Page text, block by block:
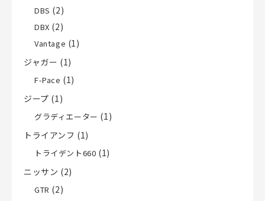
DBS (2)
DBX (2)
Vantage (1)
ジャガー (1)
F-Pace (1)
ジープ (1)
グラディエーター (1)
トライアンフ (1)
トライデント660 (1)
ニッサン (2)
GTR (2)